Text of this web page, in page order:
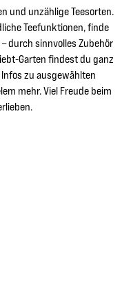
und unzählige Teesorten.
Teefunktionen, finde
durch sinnvolles Zubehör
Garten findest du ganz
zu ausgewählten
mehr. Viel Freude beim